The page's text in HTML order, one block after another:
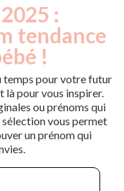
:
tendance
!
temps pour votre futur
là pour vous inspirer.
ou prénoms qui
vous permet
un prénom qui